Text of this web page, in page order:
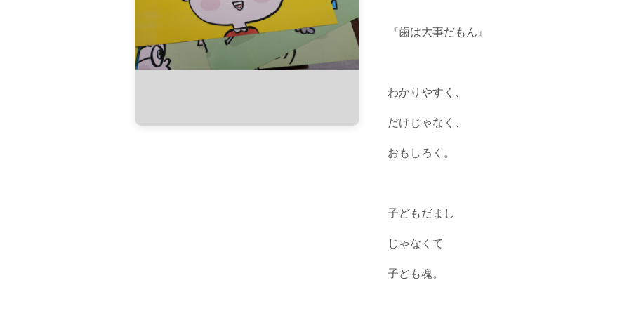
『歯は大事だもん』
わかりやすく、
だけじゃなく、
おもしろく。
子どもだまし
じゃなくて
子ども魂。